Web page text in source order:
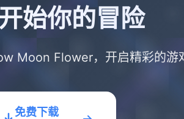
始你的冒险
Moon Flower，开启精彩的游
免费下载